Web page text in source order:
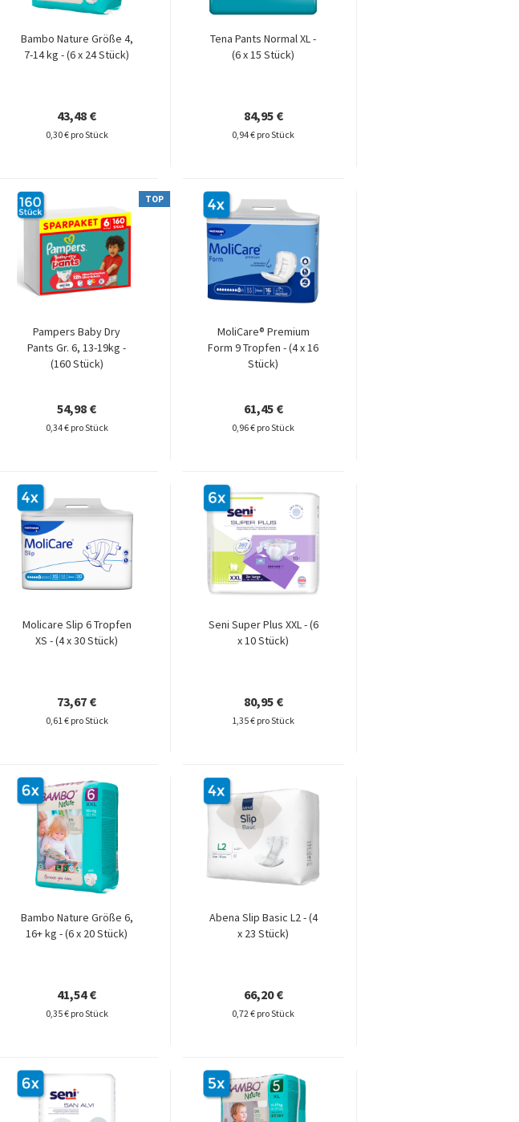
Bambo Nature Größe 4,
7-14 kg - (6 x 24 Stück)
43,48 €
0,30 € pro Stück
Tena Pants Normal XL -
(6 x 15 Stück)
84,95 €
0,94 € pro Stück
TOP
Pampers Baby Dry
Pants Gr. 6, 13-19kg -
(160 Stück)
54,98 €
0,34 € pro Stück
MoliCare® Premium
Form 9 Tropfen - (4 x 16
Stück)
61,45 €
0,96 € pro Stück
Molicare Slip 6 Tropfen
XS - (4 x 30 Stück)
73,67 €
0,61 € pro Stück
Seni Super Plus XXL - (6
x 10 Stück)
80,95 €
1,35 € pro Stück
Bambo Nature Größe 6,
16+ kg - (6 x 20 Stück)
41,54 €
0,35 € pro Stück
Abena Slip Basic L2 - (4
x 23 Stück)
66,20 €
0,72 € pro Stück